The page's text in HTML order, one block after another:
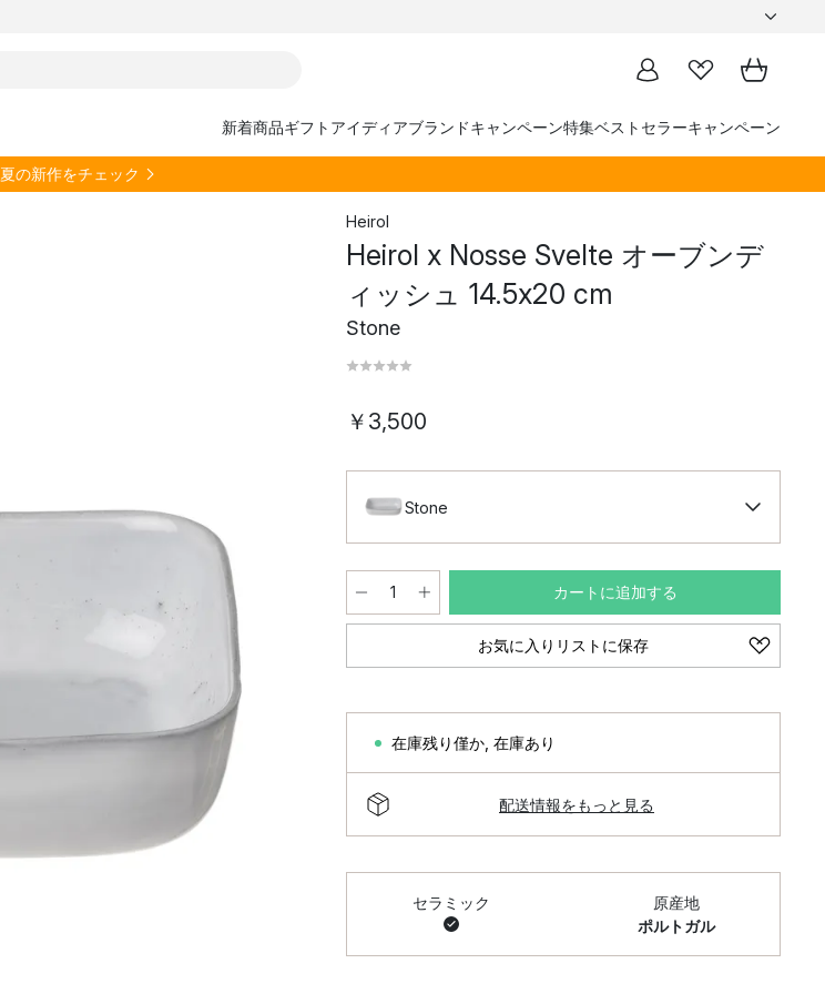
新着商品ギフトアイディアブランドキャンペーン特集ベストセラーキャンペーン
夏の新作をチェック
Heirol
Heirol x Nosse Svelte オーブンデ
ィッシュ 14.5x20 cm
Stone
￥3,500
Stone
カートに追加する
お気に入りリストに保存
在庫残り僅か 在庫あり
配送情報をもっと見る
セラミック
原産地
ポルトガル